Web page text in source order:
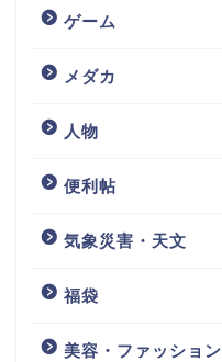
ゲーム
メダカ
人物
便利帖
気象災害・天文
福袋
美容・ファッション